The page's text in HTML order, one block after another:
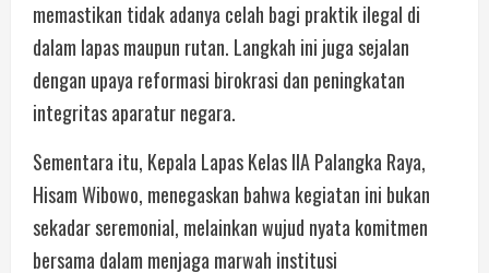
memastikan tidak adanya celah bagi praktik ilegal di
dalam lapas maupun rutan. Langkah ini juga sejalan
dengan upaya reformasi birokrasi dan peningkatan
integritas aparatur negara.
Sementara itu, Kepala Lapas Kelas IIA Palangka Raya,
Hisam Wibowo, menegaskan bahwa kegiatan ini bukan
sekadar seremonial, melainkan wujud nyata komitmen
bersama dalam menjaga marwah institusi